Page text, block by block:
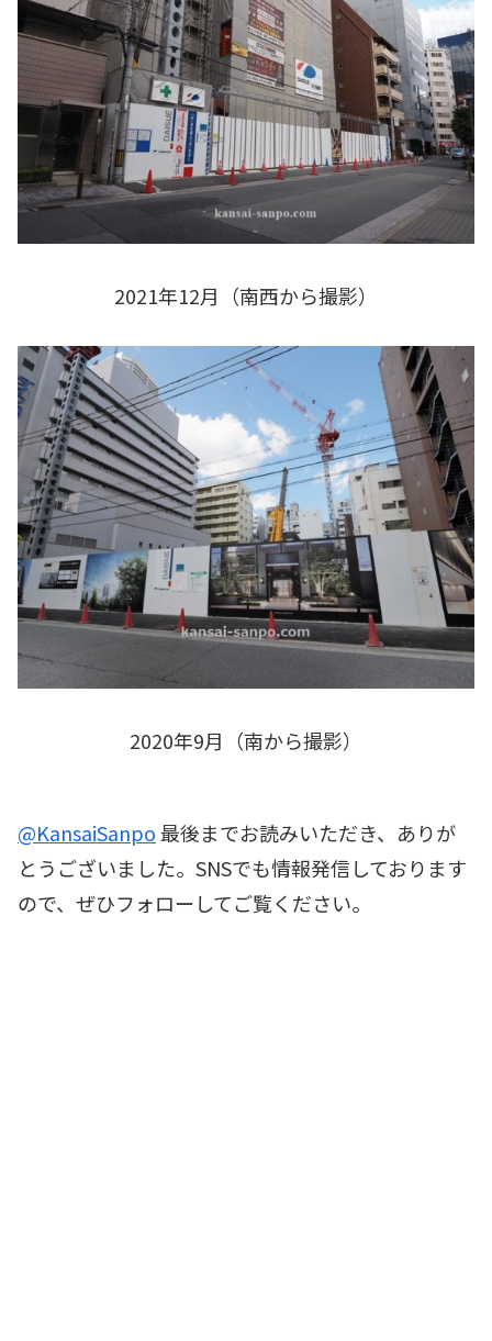
2021年12月（南西から撮影）
2020年9月（南から撮影）
@KansaiSanpo最後までお読みいただき、ありが
とうございました。SNSでも情報発信しております
ので、ぜひフォローしてご覧ください。